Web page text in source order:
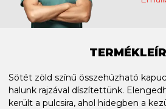
Sötét zöld színű összehúzható
halunk rajzával díszítettünk.
került a pulcsira, ahol hidegben a